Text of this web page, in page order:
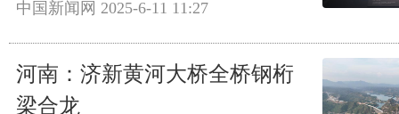
中国新闻网 2025-6-11 11:27
河南：济新黄河大桥全桥钢桁
梁合龙